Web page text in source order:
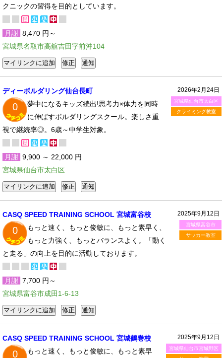
クニックの習得を目的としています。
月謝 8,470 円～
宮城県名取市高舘吉田字前沖104
2026年2月24日
宮城県仙台市太白区
クライミング教室
ディーボルダリング仙台長町
0
夢中になるキッズ続出!思考力×体力を同時
に伸ばすボルダリングスクール。楽しさ重
視で継続率◎。6歳～中学生対象。
月謝 9,900 ～ 22,000 円
宮城県仙台市太白区
2025年9月12日
宮城県富谷市
サッカー教室
CASQ SPEED TRAINING SCHOOL 宮城富谷校
0
もっと速く、もっと俊敏に、もっと素早く、
もっと力強く、もっとバランスよく。「動く
と走る」の向上を目的に活動しております。
月謝 7,700 円～
宮城県富谷市成田1-6-13
2025年9月12日
宮城県仙台市宮城野区
CASQ SPEED TRAINING SCHOOL 宮城鶴巻校
0
もっと速く、もっと俊敏に、もっと素早